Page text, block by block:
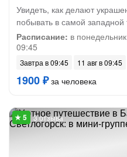
Увидеть, как делают
побывать в самой западной
Расписание: в
09:45
Завтра в 09:45 11 авг в 09:45
1900 ₽за человека
3 отзыва